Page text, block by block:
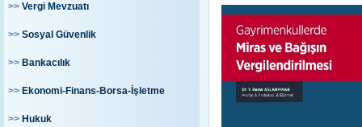
>> Vergi Mevzuatı
>> Sosyal Güvenlik
>> Bankacılık
>> Ekonomi-Finans-Borsa-İşletme
>> Hukuk